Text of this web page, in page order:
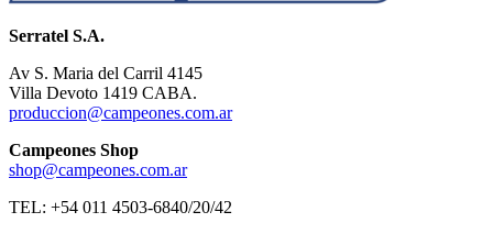
Serratel S.A.
Av S. Maria del Carril 4145
Villa Devoto 1419 CABA.
produccion@campeones.com.ar
Campeones Shop
shop@campeones.com.ar
TEL: +54 011 4503-6840/20/42